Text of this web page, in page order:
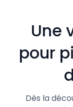
Une
pour
Dès la